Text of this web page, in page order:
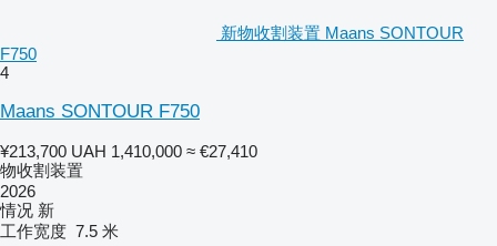
新物收割装置 Maans SONTOUR
F750
4
Maans SONTOUR F750
¥213,700 UAH 1,410,000 ≈ €27,410
物收割装置
2026
情况 新
工作宽度 7.5 米